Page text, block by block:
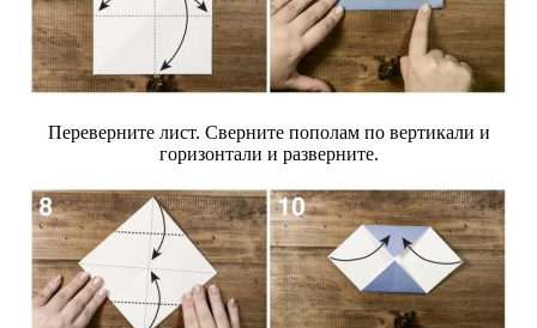
Переверните лист. Сверните пополам по вертикали и
горизонтали и разверните.